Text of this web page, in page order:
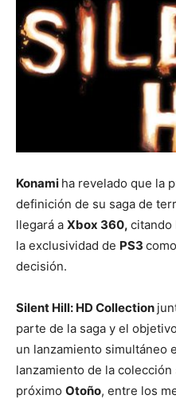
Konami ha revelado que la
definición de su saga de
llegará a Xbox 360, citando
la exclusividad de PS3
decisión.
Silent Hill: HD Collection
parte de la saga y el
un lanzamiento simultáneo
lanzamiento de la
próximo Otoño, entre los